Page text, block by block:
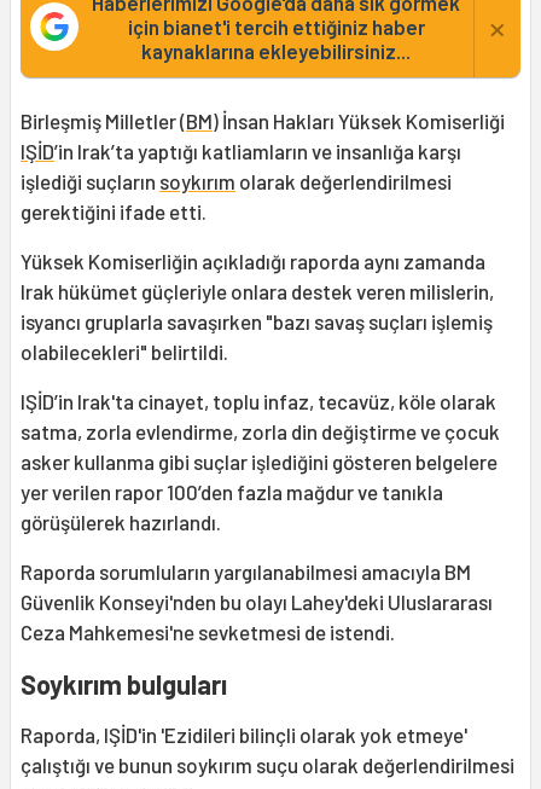
için bianet'i tercih ettiğiniz haber
kaynaklarına ekleyebilirsiniz...
×
Birleşmiş Milletler (BM) İnsan Hakları Yüksek Komiserliği
IŞİD’in Irak’ta yaptığı katliamların ve insanlığa karşı
işlediği suçların soykırım olarak değerlendirilmesi
gerektiğini ifade etti.
Yüksek Komiserliğin açıkladığı raporda aynı zamanda
Irak hükümet güçleriyle onlara destek veren milislerin,
isyancı gruplarla savaşırken "bazı savaş suçları işlemiş
olabilecekleri" belirtildi.
IŞİD’in Irak'ta cinayet, toplu infaz, tecavüz, köle olarak
satma, zorla evlendirme, zorla din değiştirme ve çocuk
asker kullanma gibi suçlar işlediğini gösteren belgelere
yer verilen rapor 100’den fazla mağdur ve tanıkla
görüşülerek hazırlandı.
Raporda sorumluların yargılanabilmesi amacıyla BM
Güvenlik Konseyi'nden bu olayı Lahey'deki Uluslararası
Ceza Mahkemesi'ne sevketmesi de istendi.
Soykırım bulguları
Raporda, IŞİD'in 'Ezidileri bilinçli olarak yok etmeye'
çalıştığı ve bunun soykırım suçu olarak değerlendirilmesi